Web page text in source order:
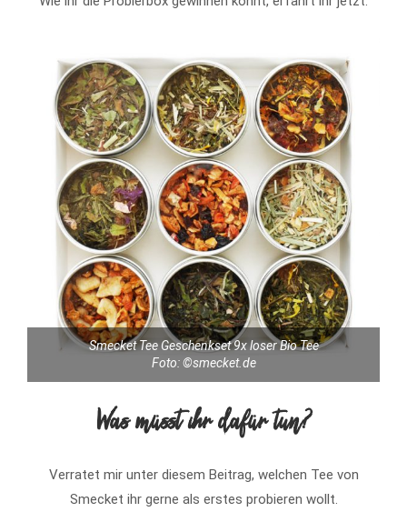
Smecket Tee Geschenkset 9x loser Bio Tee
Foto: ©smecket.de
Was müsst ihr dafür tun?
Verratet mir unter diesem Beitrag, welchen Tee von
Smecket ihr gerne als erstes probieren wollt.